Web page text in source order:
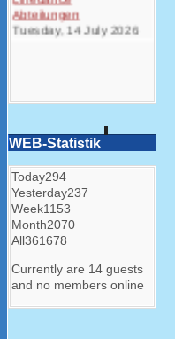
Linedance
Abteilungen
Tuesday, 14 July 2026
WEB-Statistik
Today294
Yesterday237
Week1153
Month2070
All361678
Currently are 14 guests
and no members online